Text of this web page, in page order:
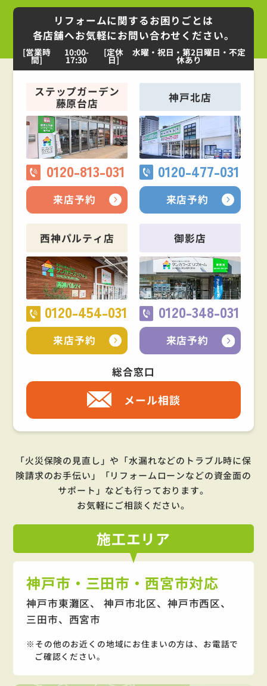
リフォームに関するお困りごとは
各店舗へお気軽にお問い合わせください。
[営業時
間]
10:00-
17:30
[定休
日]
水曜・祝日・第2日曜日・不定
休あり
ステップガーデン
藤原台店
0120-813-031
来店予約
神戸北店
0120-477-031
来店予約
西神パルティ店
0120-454-031
来店予約
御影店
0120-348-031
来店予約
総合窓口
メール相談
「火災保険の見直し」や「水漏れなどのトラブル時に保
険請求のお手伝い」「リフォームローンなどの資金面の
サポート」 なども行っております。
お気軽にご相談ください。
施工エリア
神戸市・三田市・西宮市対応
神戸市東灘区、 神戸市北区、神戸市西区、
三田市、西宮市
その他のお近くの地域にお住まいの方は、お電話で
ご確認ください。